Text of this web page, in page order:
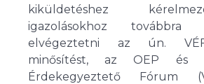
kiküldetéshez
igazolásokhoz továbbra
elvégeztetni az ún.
minősítést, az OEP és
Érdekegyeztető Fórum